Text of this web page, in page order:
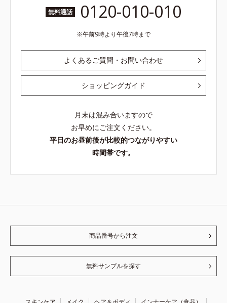
無料通話 0120-010-010
午前9時より午後7時まで
よくあるご質問・お問い合わせ
ショッピングガイド
月末は混み合いますので
お早めにご注文ください。
平日のお昼前後が比較的つながりやすい
時間帯です。
商品番号から注文
無料サンプルを探す